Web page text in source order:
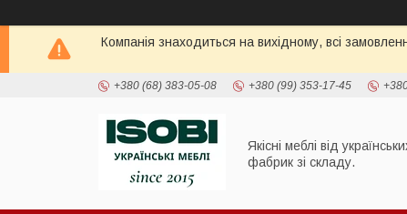
Компанія знаходиться на вихідному, всі
+380 (68) 383-05-08 +380 (99) 353-17-45
Якісні меблі від
фабрик зі складу.